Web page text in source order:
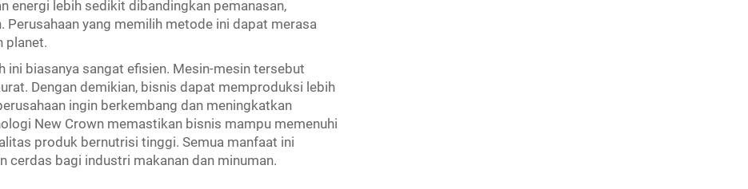
energi lebih sedikit dibandingkan pemanasan,
yang memilih metode ini dapat merasa
planet.
ini biasanya sangat efisien. Mesin-mesin tersebut
Dengan demikian, bisnis dapat memproduksi lebih
ingin berkembang dan meningkatkan
New Crown memastikan bisnis mampu memenuhi
produk bernutrisi tinggi. Semua manfaat ini
cerdas bagi industri makanan dan minuman.